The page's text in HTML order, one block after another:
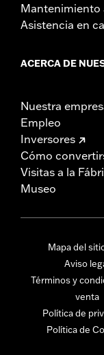
Mantenimiento
Asistencia en
ACERCA DE
Nuestra
Empleo
Inversores
Cómo
Visitas a la
Museo
Mapa del
Aviso
Términos y
venta
Política de
Política de